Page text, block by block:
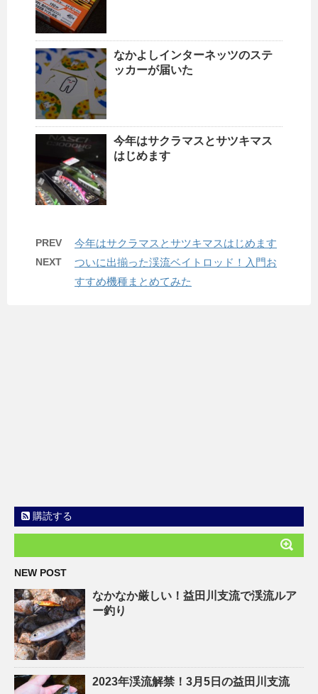
なかよしインターネッツのステ
ッカーが届いた
今年はサクラマスとサツキマス
はじめます
PREV 今年はサクラマスとサツキマスはじめます
NEXT
ついに出揃った渓流ベイトロッド！入門お
すすめ機種まとめてみた
購読する
NEW POST
なかなか厳しい！益田川支流で渓流ルア
ー釣り
2023年渓流解禁！3月5日の益田川支流